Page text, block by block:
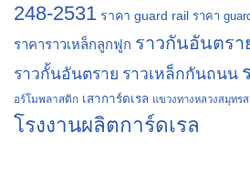
248-2531 ราคา guard rail ราคา
ราคาราวเหล็กลูกฟูก ราวกันอันตรา
ราวกั้นอันตราย ราวเหล็กกันถนน
อร์โมพลาสติก เสาการ์ดเรล แขวงทางหลวงสมุทร
โรงงานผลิตการ์ดเรล